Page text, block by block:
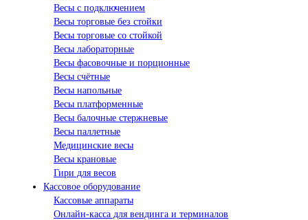
Весы с подключением
Весы торговые без стойки
Весы торговые со стойкой
Весы лабораторные
Весы фасовочные и порционные
Весы счётные
Весы напольные
Весы платформенные
Весы балочные стержневые
Весы паллетные
Медицинские весы
Весы крановые
Гири для весов
Кассовое оборудование
Кассовые аппараты
Онлайн-касса для вендинга и терминалов